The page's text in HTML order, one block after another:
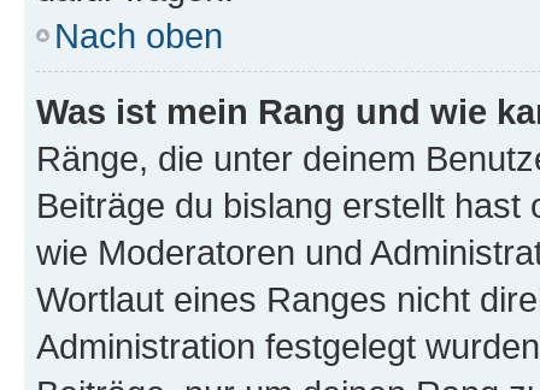
Nach oben
Was ist mein Rang und wie
Ränge, die unter deinem
Beiträge du bislang erstellt
wie Moderatoren und
Wortlaut eines Ranges nicht
Administration festgelegt